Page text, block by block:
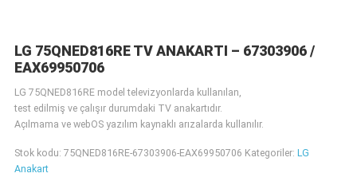
LG 75QNED816RE TV ANAKARTI – 67303906 /
EAX69950706
LG 75QNED816RE model televizyonlarda kullanılan,
test edilmiş ve çalışır durumdaki TV anakartıdır.
Açılmama ve webOS yazılım kaynaklı arızalarda kullanılır.
Stok kodu: 75QNED816RE-67303906-EAX69950706 Kategoriler: LG
Anakart